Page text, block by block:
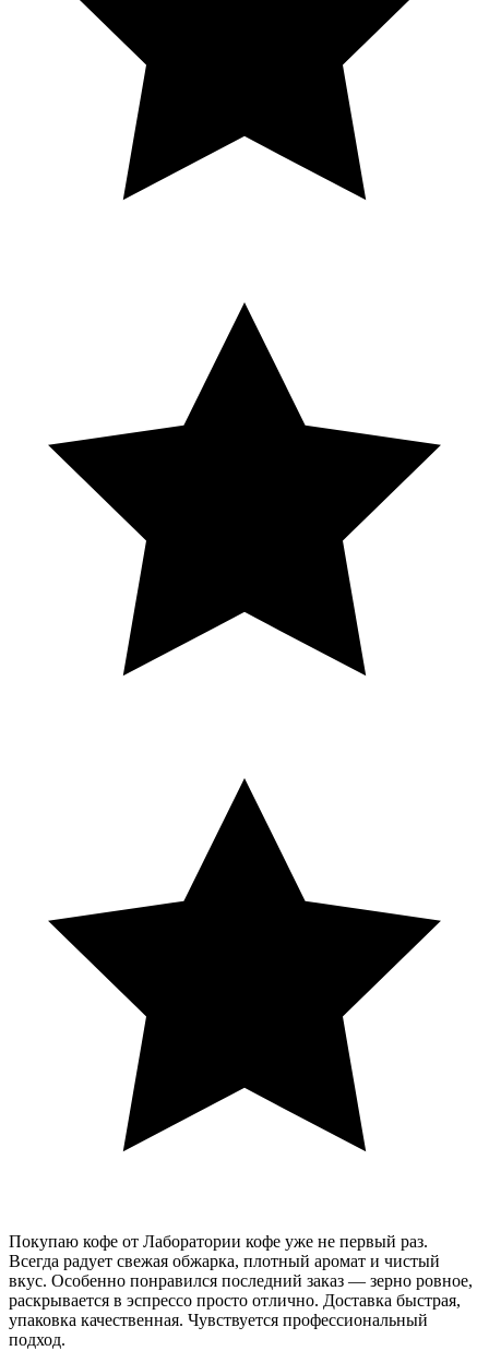
Покупаю кофе от Лаборатории кофе уже не первый раз.
Всегда радует свежая обжарка, плотный аромат и чистый
вкус. Особенно понравился последний заказ — зерно ровное,
раскрывается в эспрессо просто отлично. Доставка быстрая,
упаковка качественная. Чувствуется профессиональный
подход.